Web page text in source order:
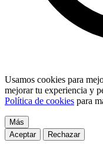
Usamos cookies para
mejorar tu experiencia y
Política de cookies para
Más
Aceptar
Rechazar